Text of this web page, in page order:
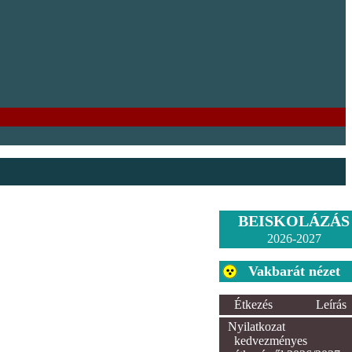
BEISKOLÁZÁS
2026-2027
Vakbarát nézet
Étkezés
Leírás
Nyilatkozat
kedvezményes